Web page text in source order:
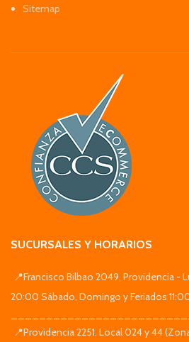
Sitemap
SUCURSALES Y HORARIOS
📍Francisco Bilbao 2049, Providencia -
20:00 Sábado, Domingo y Feriados
📍Providencia 2251. Local 024 y 44